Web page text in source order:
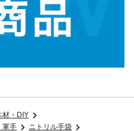
材・DIY
軍手
ニトリル手袋